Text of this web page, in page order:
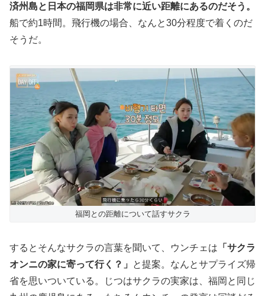
済州島と日本の福岡県は非常に近い距離にあるのだそう。
船で約1時間。飛行機の場合、なんと30分程度で着くのだ
そうだ。
福岡との距離について話すサクラ
するとそんなサクラの言葉を聞いて、ウンチェは 「サクラ
オンニの家に寄って行く？」
と提案。なんとサプライズ帰
省を思いついている。じつはサクラの実家は、福岡と同じ